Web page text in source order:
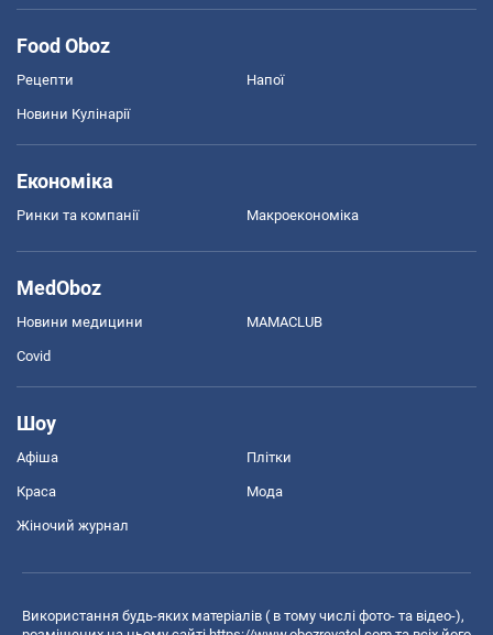
Food Oboz
Рецепти Напої
Новини Кулінарії
Економіка
Ринки та компанії Макроекономіка
MedOboz
Новини медицини MAMACLUB
Covid
Шоу
Афіша Плітки
Краса Мода
Жіночий журнал
Використання будь-яких матеріалів ( в тому числі фото- та відео-),